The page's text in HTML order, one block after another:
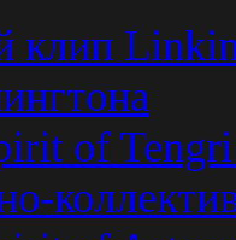
клип Linkin
of Tengri